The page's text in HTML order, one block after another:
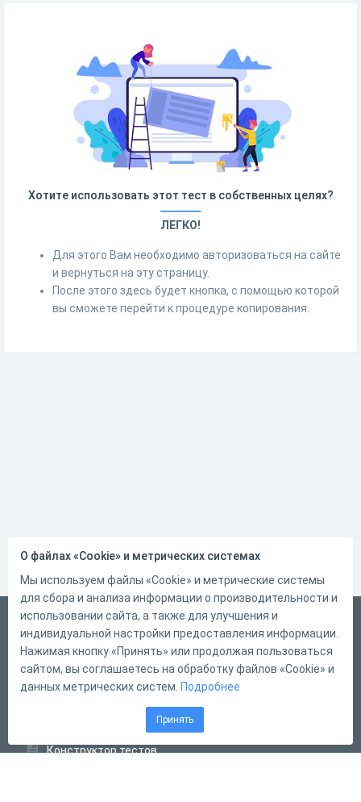
Хотите использовать этот тест в собственных целях?
ЛЕГКО!
Для этого Вам необходимо авторизоваться на сайте
и вернуться на эту страницу.
После этого здесь будет кнопка, с помощью которой
вы сможете перейти к процедуре копирования.
Русский
Справка
Форма обратной связи
Конструктор тестов
О файлах «Cookie» и метрических системах
Мы используем файлы «Cookie» и метрические системы
для сбора и анализа информации о производительности и
использовании сайта, а также для улучшения и
индивидуальной настройки предоставления информации.
Нажимая кнопку «Принять» или продолжая пользоваться
сайтом, вы соглашаетесь на обработку файлов «Cookie» и
данных метрических систем. Подробнее
Принять